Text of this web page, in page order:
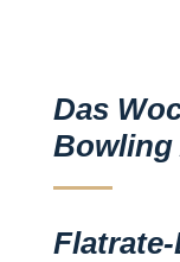
Das
Bowling